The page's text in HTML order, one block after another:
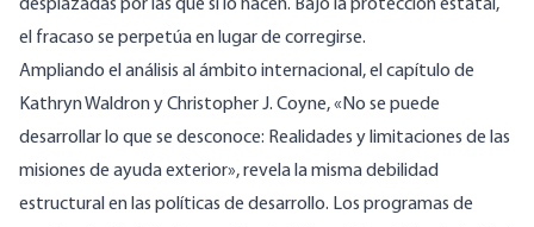
desplazadas por las que sí lo hacen. Bajo la protección estatal,
el fracaso se perpetúa en lugar de corregirse.
Ampliando el análisis al ámbito internacional, el capítulo de
Kathryn Waldron y Christopher J. Coyne, «No se puede
desarrollar lo que se desconoce: Realidades y limitaciones de las
misiones de ayuda exterior», revela la misma debilidad
estructural en las políticas de desarrollo. Los programas de